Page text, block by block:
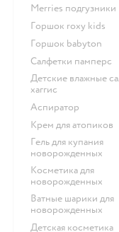
merries подгузники
горшок roxy kids
горшок babyton
салфетки памперс
детские влажные салфетки
хаггис
аспиратор
крем для атопиков
гель для купания
новорожденных
косметика для
новорожденных
ватные шарики для
новорожденных
детская косметика